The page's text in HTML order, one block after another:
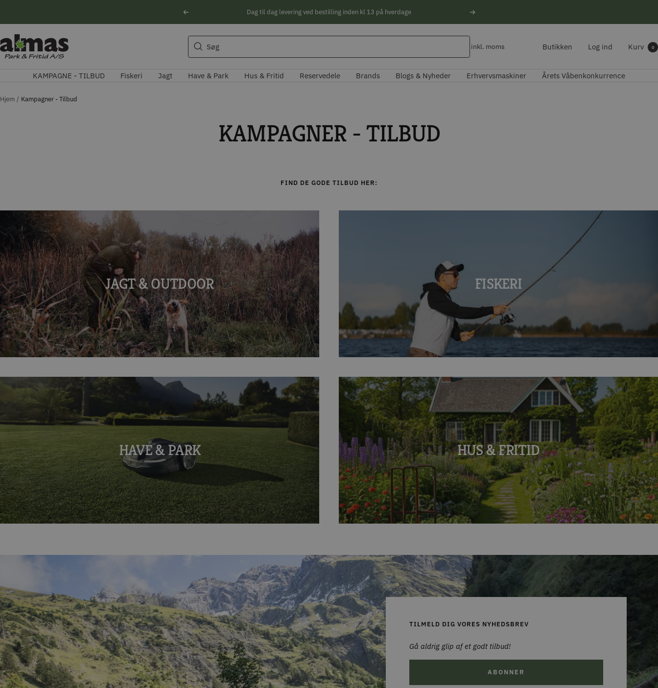
Forrige Dag til dag levering ved bestilling inden kl 13 på hverdage Næste
Søg
Almas
Park
inkl. moms Butikken Log ind Kurv 0
KAMPAGNE - TILBUD Fiskeri Jagt Have & Park Hus & Fritid Reservedele Brands Blogs & Nyheder Erhvervsmaskiner Årets Våbenkonkurrence
Hjem Kampagner - Tilbud
KAMPAGNER - TILBUD
FIND DE GODE TILBUD HER:
JAGT & OUTDOOR FISKERI
HAVE & PARK HUS & FRITID
TILMELD DIG VORES NYHEDSBREV
Gå aldrig glip af et godt tilbud!
ABONNER
Søgeforslag
Husqvarna motorsav
Kikkert
Natoptik